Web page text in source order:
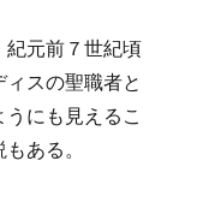
紀元前７世紀頃
スの聖職者と
にも見えるこ
ある。